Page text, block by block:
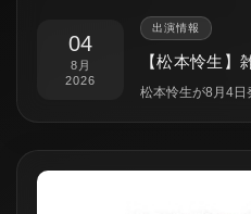
04
8月
2026
出演情報
【松本怜生】
松本怜生が8月4日